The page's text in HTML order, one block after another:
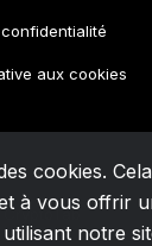
cookies.
à vous offrir
notre
aux cookies
CryptoTab